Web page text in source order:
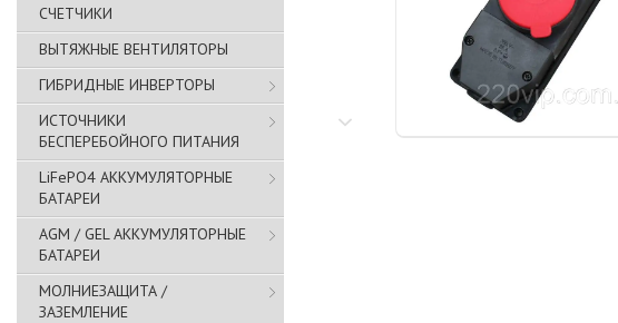
СЧЕТЧИКИ
ВЫТЯЖНЫЕ ВЕНТИЛЯТОРЫ
ГИБРИДНЫЕ ИНВЕРТОРЫ
ИСТОЧНИКИ
БЕСПЕРЕБОЙНОГО ПИТАНИЯ
LiFePO4 АККУМУЛЯТОРНЫЕ
БАТАРЕИ
AGM / GEL АККУМУЛЯТОРНЫЕ
БАТАРЕИ
МОЛНИЕЗАЩИТА /
ЗАЗЕМЛЕНИЕ